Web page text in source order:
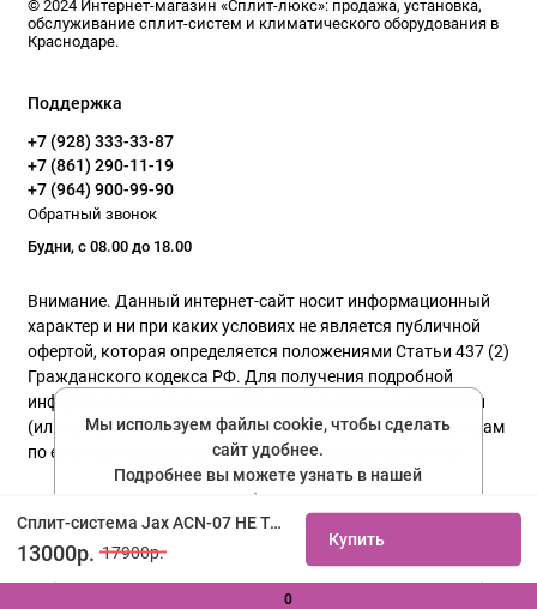
0
Сплит-система Jax ACN-07 HE Tasmania купить не дорого с установкой. Большой выбор товаров в каталоге, скидки, акции, гарантия.
13000р. 17900р.
Купить
© 2024 Интернет-магазин «Сплит-люкс»: продажа, установка,
обслуживание сплит-систем и климатического оборудования в
Краснодаре.
Поддержка
+7 (928) 333-33-87
+7 (861) 290-11-19
+7 (964) 900-99-90
Обратный звонок
Будни, с 08.00 до 18.00
Внимание. Данный интернет-сайт носит информационный
характер и ни при каких условиях не является публичной
офертой, которая определяется положениями Статьи 437 (2)
Гражданского кодекса РФ. Для получения подробной
информации о наличии и стоимости указанных товаров и
(или) услуг, пожалуйста, обращайтесь к нашим менеджерам
по email или телефону указанного в разделе контакты !
Мы используем файлы cookie, чтобы сделать
сайт удобнее.
Подробнее вы можете узнать в нашей
политике конфиденциальности